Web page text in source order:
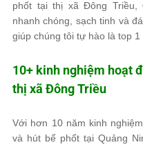
phốt tại thị xã Đông Triều,
nhanh chóng, sạch tinh và
giúp chúng tôi tự hào là top 1
10+ kinh nghiệm hoạt
thị xã Đông Triều
Với hơn 10 năm kinh
và hút bể phốt tại Quảng